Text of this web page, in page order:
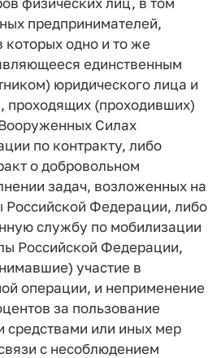
предпринимателей,
одно и то же
единственным
юридического лица и
проходящих (проходивших)
Силах
по контракту, либо
о добровольном
задач, возложенных на
Федерации, либо
службу по мобилизации
Российской Федерации,
участие в
операции, и неприменение
за пользование
или иных мер
с несоблюдением